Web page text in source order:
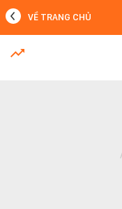
MỚI NHẤT
VỀ TRANG CHỦ